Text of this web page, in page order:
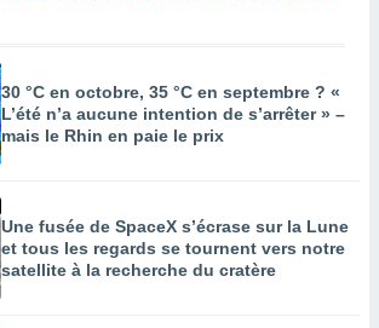
30 °C en octobre, 35 °C en septembre ? «
L’été n’a aucune intention de s’arrêter » –
mais le Rhin en paie le prix
Une fusée de SpaceX s’écrase sur la Lune
et tous les regards se tournent vers notre
satellite à la recherche du cratère